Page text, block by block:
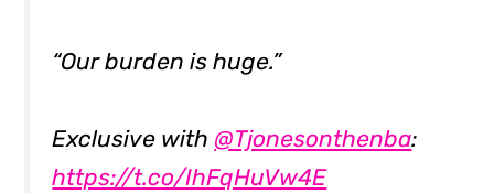
“Our burden is huge.”
Exclusive with @Tjonesonthenba:
https://t.co/IhFqHuVw4E